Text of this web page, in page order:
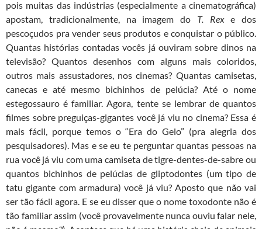
o
k
r
p
p
a
m
pois muitas das indústrias (especialmente a cinematográfica)
apostam, tradicionalmente, na imagem do T. Rexe dos
pescoçudos pra vender seus produtos e conquistar o público.
Quantas histórias contadas vocês já ouviram sobre dinos na
televisão? Quantos desenhos com alguns mais coloridos,
outros mais assustadores, nos cinemas? Quantas camisetas,
canecas e até mesmo bichinhos de pelúcia? Até o nome
estegossauro é familiar. Agora, tente se lembrar de quantos
filmes sobre preguiças-gigantes você já viu no cinema? Essa é
mais fácil, porque temos o “Era do Gelo” (pra alegria dos
pesquisadores). Mas e se eu te perguntar quantas pessoas na
rua você já viu com uma camiseta de tigre-dentes-de-sabre ou
quantos bichinhos de pelúcias de gliptodontes (um tipo de
tatu gigante com armadura) você já viu? Aposto que não vai
ser tão fácil agora. E se eu disser que o nome toxodonte não é
tão familiar assim (você provavelmente nunca ouviu falar nele,